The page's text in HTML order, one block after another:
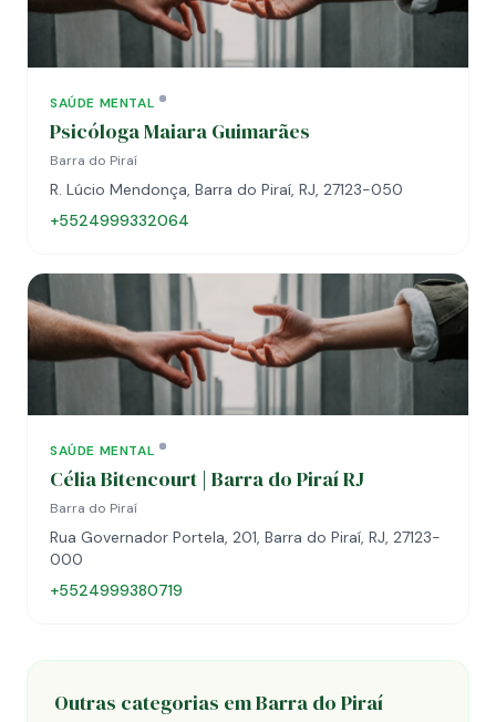
SAÚDE MENTAL
Psicóloga Maiara Guimarães
Barra do Piraí
R. Lúcio Mendonça, Barra do Piraí, RJ, 27123-050
+5524999332064
SAÚDE MENTAL
Célia Bitencourt | Barra do Piraí RJ
Barra do Piraí
Rua Governador Portela, 201, Barra do Piraí, RJ, 27123-
000
+5524999380719
Outras categorias em Barra do Piraí